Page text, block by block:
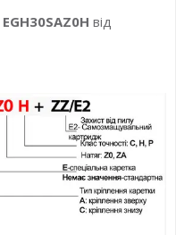
EGH30SAZ0H від